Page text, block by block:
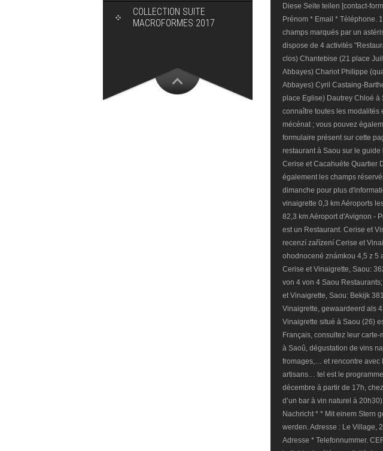
COLLECTION SUITE
MACROFORMES 2017
Diese Seite teilen [contact-
Prénom * Email * Téléphone.
champs marqués par un
dispose de 4 activités
clos) Chantebise (21 place
Abbayes) Chariot Philippe
Abbayes) Cyril Castaing-
place Eglise) Dautrey Chloé
connaître toutes les modalités
mécénat ; vous pouvez
formulaire présent sur cette
restaurant à Saou sur le
Cerise et Cacahuète Quartier
également les champs
dimanche pour plus
vinaigrette 0,3 km Aéroports
82,3 km Aéroport d'Avignon -
est un Restaurant. Cerise et
recenzí zařízení Cerise et
ohodnocené známkou 4,5 z 5
Cerise et Vinaigrette, Saou:
von 4 von 4 Saou
et Vinaigrette, Saou: Bekijk
Vinaigrette, gewaardeerd als
Vinaigrette situé à Saou (26)
Français, consultez leur
à Saoû, dégustation de vins
fromages,… et rencontre avec
artisans… tel est le
décembre à partir de 17h,
d’un bar à vin naturel à
Nachricht * * Mit einem Stern
werden. Adresse : Le Village,
Adresse * Telefonnummer.